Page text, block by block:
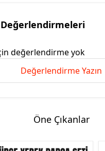
değerlendirme yok
Değerlendirme Yazın
Öne Çıkanlar